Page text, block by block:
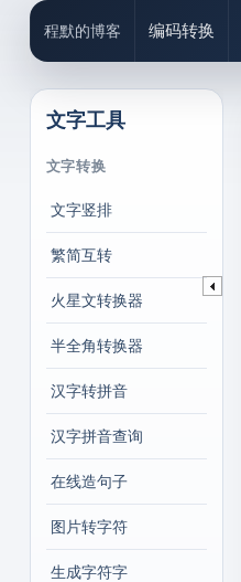
程默的博客 编码转换
文字工具
文字转换
文字竖排
繁简互转
火星文转换器
半全角转换器
汉字转拼音
汉字拼音查询
在线造句子
图片转字符
生成字符字